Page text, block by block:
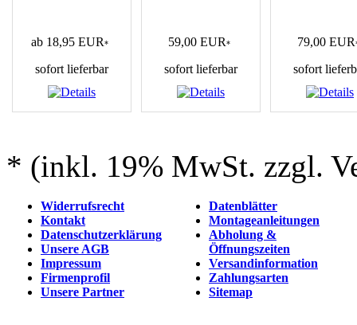
ab 18,95 EUR*
sofort lieferbar
59,00 EUR*
sofort lieferbar
79,00 EUR
sofort
* (inkl. 19% MwSt. zzgl.
Widerrufsrecht
Kontakt
Datenschutzerklärung
Unsere AGB
Impressum
Firmenprofil
Unsere Partner
Datenblätter
Montageanleitungen
Abholung &
Öffnungszeiten
Versandinformation
Zahlungsarten
Sitemap